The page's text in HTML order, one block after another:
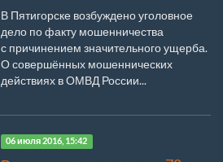
В Пятигорске возбуждено уголовное
дело по факту мошенничества
с причинением значительного ущерба.
О совершённых мошеннических
действиях в ОМВД России...
06 июля 2016, 15:42